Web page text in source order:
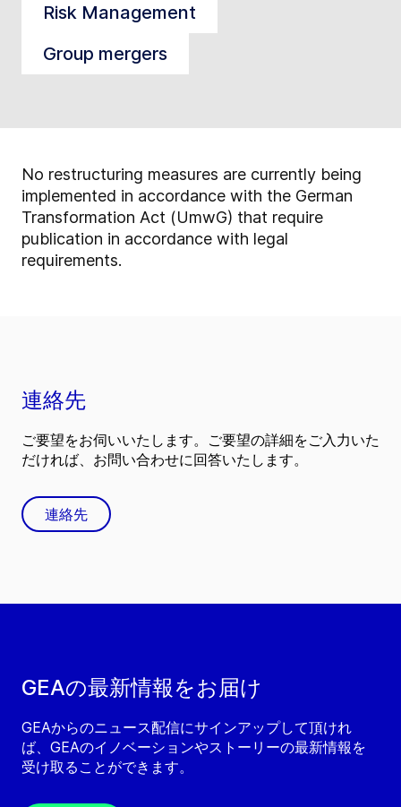
Risk Management
Group mergers
No restructuring measures are currently being
implemented in accordance with the German
Transformation Act (UmwG) that require
publication in accordance with legal
requirements.
GEAの最新情報をお届け
GEAからのニュース配信にサインアップして頂けれ
ば、GEAのイノベーションやストーリーの最新情報を
受け取ることができます。
連絡先
ご要望をお伺いいたします。ご要望の詳細をご入力いた
だければ、お問い合わせに回答いたします。
連絡先